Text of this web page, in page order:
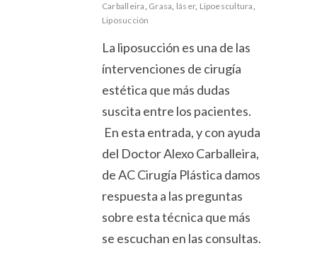
Carballeira, Grasa, láser, Lipoescultura,
Liposucción
La liposucción es una de las
íntervenciones de cirugía
estética que más dudas
suscita entre los pacientes.
En esta entrada, y con ayuda
del Doctor Alexo Carballeira,
de AC Cirugía Plástica damos
respuesta a las preguntas
sobre esta técnica que más
se escuchan en las consultas.